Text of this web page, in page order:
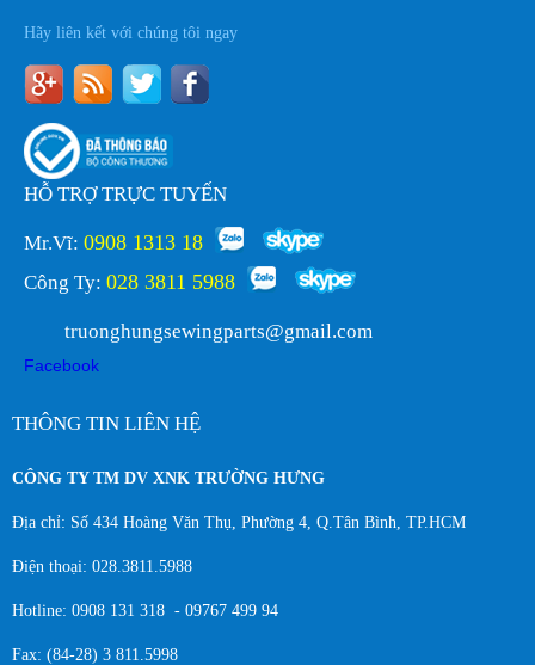
Hãy liên kết với chúng tôi ngay
HỖ TRỢ TRỰC TUYẾN
Mr.Vĩ: 0908 1313 18
Công Ty: 028 3811 5988
truonghungsewingparts@gmail.com
Facebook
THÔNG TIN LIÊN HỆ
CÔNG TY TM DV XNK TRƯỜNG HƯNG
Địa chỉ: Số 434 Hoàng Văn Thụ, Phường 4, Q.Tân Bình, TP.HCM
Điện thoại: 028.3811.5988
Hotline: 0908 131 318 - 09767 499 94
Fax: (84-28) 3 811.5998